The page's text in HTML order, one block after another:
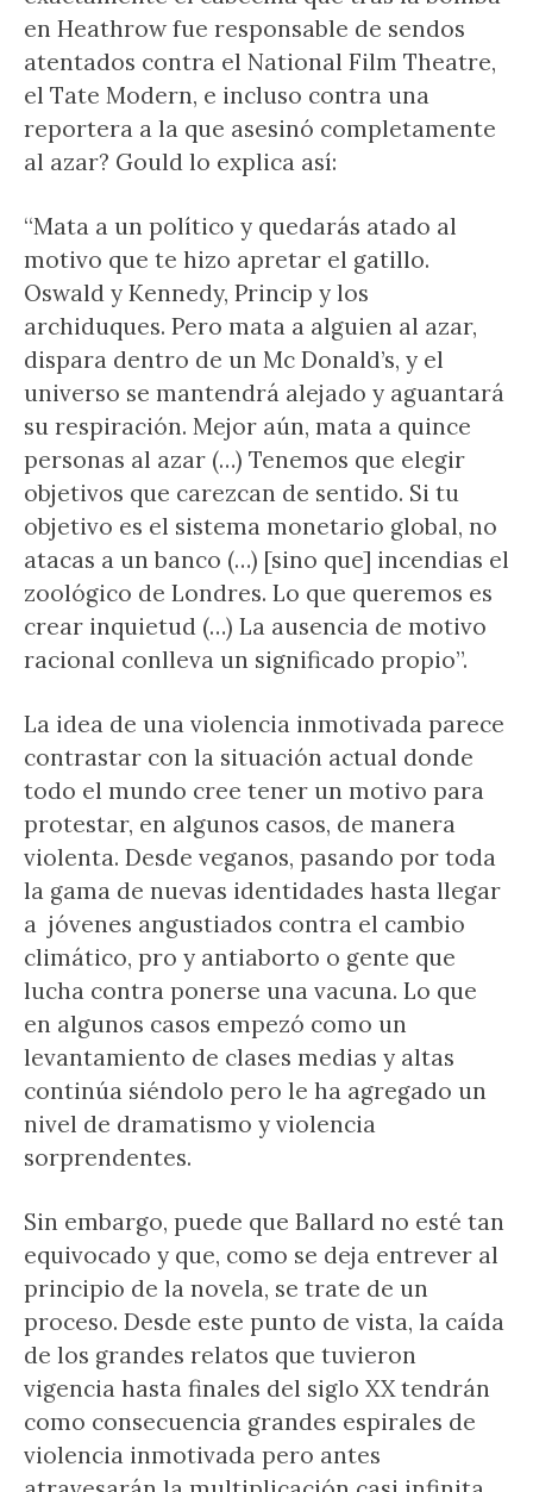
en Heathrow fue responsable de sendos
atentados contra el National Film Theatre,
el Tate Modern, e incluso contra una
reportera a la que asesinó completamente
al azar? Gould lo explica así:
“Mata a un político y quedarás atado al
motivo que te hizo apretar el gatillo.
Oswald y Kennedy, Princip y los
archiduques. Pero mata a alguien al azar,
dispara dentro de un Mc Donald’s, y el
universo se mantendrá alejado y aguantará
su respiración. Mejor aún, mata a quince
personas al azar (…) Tenemos que elegir
objetivos que carezcan de sentido. Si tu
objetivo es el sistema monetario global, no
atacas a un banco (…) [sino que] incendias el
zoológico de Londres. Lo que queremos es
crear inquietud (…) La ausencia de motivo
racional conlleva un significado propio”.
La idea de una violencia inmotivada parece
contrastar con la situación actual donde
todo el mundo cree tener un motivo para
protestar, en algunos casos, de manera
violenta. Desde veganos, pasando por toda
la gama de nuevas identidades hasta llegar
a jóvenes angustiados contra el cambio
climático, pro y antiaborto o gente que
lucha contra ponerse una vacuna. Lo que
en algunos casos empezó como un
levantamiento de clases medias y altas
continúa siéndolo pero le ha agregado un
nivel de dramatismo y violencia
sorprendentes.
Sin embargo, puede que Ballard no esté tan
equivocado y que, como se deja entrever al
principio de la novela, se trate de un
proceso. Desde este punto de vista, la caída
de los grandes relatos que tuvieron
vigencia hasta finales del siglo XX tendrán
como consecuencia grandes espirales de
violencia inmotivada pero antes